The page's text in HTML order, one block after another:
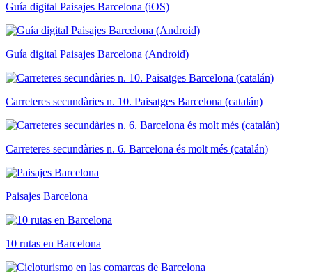
Guía digital Paisajes Barcelona (iOS)
Guía digital Paisajes Barcelona (Android)
Carreteres secundàries n. 10. Paisatges Barcelona (catalán)
Carreteres secundàries n. 6. Barcelona és molt més (catalán)
Paisajes Barcelona
10 rutas en Barcelona